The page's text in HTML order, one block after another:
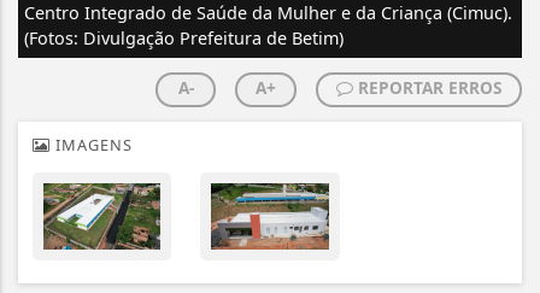
Centro Integrado de Saúde da Mulher e da Criança (Cimuc).
(Fotos: Divulgação Prefeitura de Betim)
A- A+ REPORTAR ERROS
IMAGENS